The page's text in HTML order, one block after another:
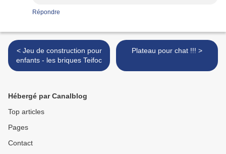
Répondre
< Jeu de construction pour
enfants - les briques Teifoc
Plateau pour chat !!! >
Hébergé par Canalblog
Top articles
Pages
Contact